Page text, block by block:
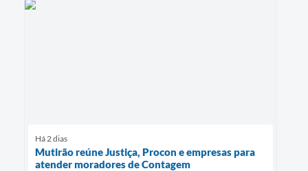
Há 2 dias
Mutirão reúne Justiça, Procon e empresas para
atender moradores de Contagem